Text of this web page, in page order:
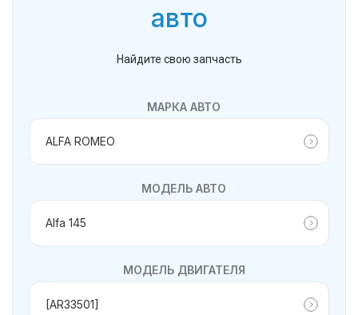
авто
Найдите свою запчасть
МАРКА АВТО
МОДЕЛЬ АВТО
МОДЕЛЬ ДВИГАТЕЛЯ